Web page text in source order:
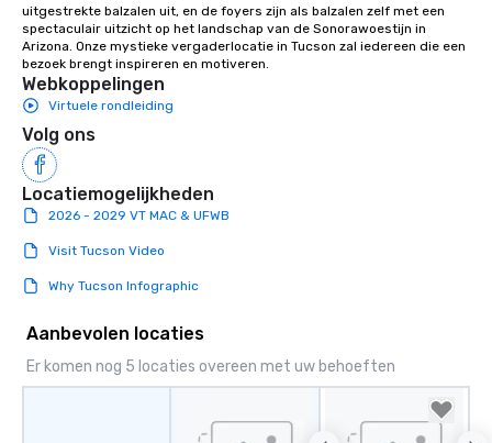
uitgestrekte balzalen uit, en de foyers zijn als balzalen zelf met een
spectaculair uitzicht op het landschap van de Sonorawoestijn in
Arizona. Onze mystieke vergaderlocatie in Tucson zal iedereen die een
bezoek brengt inspireren en motiveren.
Webkoppelingen
Virtuele rondleiding
Volg ons
Locatiemogelijkheden
2026 - 2029 VT MAC & UFWB
Visit Tucson Video
Why Tucson Infographic
Aanbevolen locaties
Er komen nog 5 locaties overeen met uw behoeften